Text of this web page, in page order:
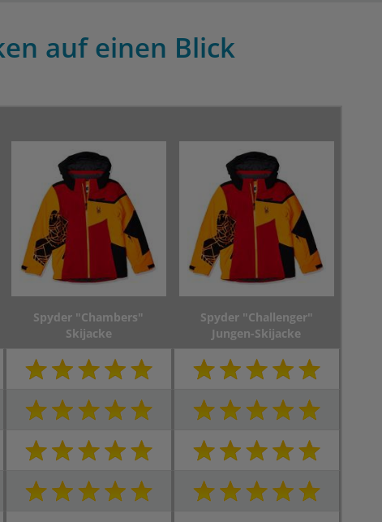
auf einen Blick
Spyder "Chambers"
Skijacke
Spyder "Challenger"
Jungen-Skijacke